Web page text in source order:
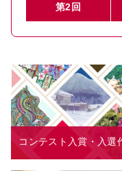
第2回
コンテスト入賞・入選